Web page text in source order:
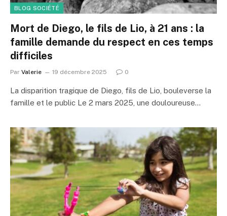
BLOG SOCIÉTÉ
Mort de Diego, le fils de Lio, à 21 ans : la
famille demande du respect en ces temps
difficiles
Par Valerie 19 décembre 2025 0
La disparition tragique de Diego, fils de Lio, bouleverse la
famille et le public Le 2 mars 2025, une douloureuse…